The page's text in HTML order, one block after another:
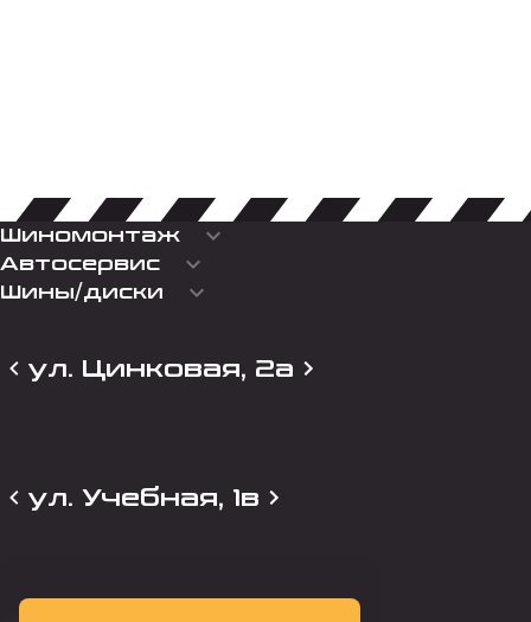
Шиномонтаж keyboard_arrow_down
Автосервис keyboard_arrow_down
Шины/диски keyboard_arrow_down
ул. Цинковая, 2а
ул. Учебная, 1в